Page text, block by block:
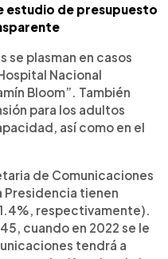
estudio de presupuesto
se plasman en casos
Nacional
Bloom”. También
para los adultos
así como en el
de Comunicaciones
Presidencia tienen
respectivamente).
cuando en 2022 se le
tendrá a